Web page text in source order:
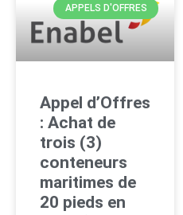
APPELS D'OFFRES
Appel d’Offres
: Achat de
trois (3)
conteneurs
maritimes de
20 pieds en